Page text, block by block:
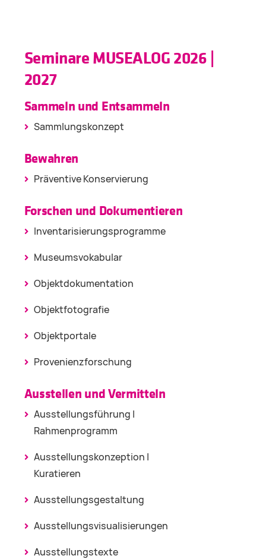
Seminare MUSEALOG 2026 |
2027
Sammeln und Entsammeln
Sammlungskonzept
Bewahren
Präventive Konservierung
Forschen und Dokumentieren
Inventarisierungsprogramme
Museumsvokabular
Objektdokumentation
Objektfotografie
Objektportale
Provenienzforschung
Ausstellen und Vermitteln
Ausstellungsführung |
Rahmenprogramm
Ausstellungskonzeption |
Kuratieren
Ausstellungsgestaltung
Ausstellungsvisualisierungen
Ausstellungstexte